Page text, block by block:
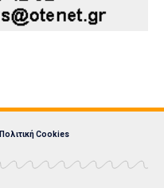
Πολιτική Cookies